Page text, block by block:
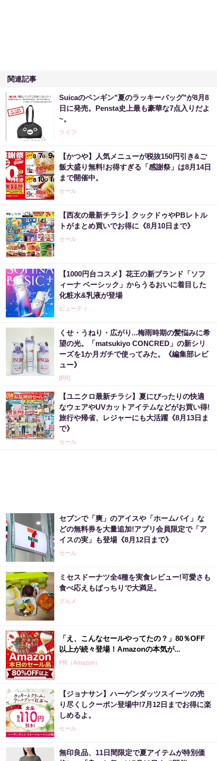
関連記事
Suicaのペンギン"夏のラッキーバッグ"が8月8
日に発売。Pensta史上最も豪華な7点入りだよ
~。
ライフ
【かつや】人気メニューが税抜150円引き&ご
飯大盛り無料!お得すぎる「感謝祭」は8月14日
まで開催中。
セール
【西友の最新チラシ】クックドゥやPBレトル
トがまとめ買いでお得に《8月10日まで》
セール
【1000円台コスメ】花王の新ブランド「ソフ
ィーナ ベーシック」からうるおいに着目した
化粧水&乳液が登場
ビューティ
くせ・うねり・広がり...梅雨時期の髪悩みに希
望の光。「matsukiyo CONCRED」の新シリ
ーズを1か月ガチで使ってみた。《編集部レビ
ュー》
[PR]
【ユニクロ最新チラシ】夏にぴったりの快適
なウェアやUVカットアイテムなどがお買い得!
旅行や帰省、レジャーにも大活躍《8月13日ま
で》
セール
セブンで「爽」のアイスや「ホームパイ」な
どの無料券を大量追加!アプリ会員限定で「ア
イスの実」も登場《8月12日まで》
セール
ミセスドーナツ全4種を実食レビュー!可愛さも
食べ応えもばっちりで大満足。
グルメ
「え、こんなセールやってたの？」80％OFF
以上が続々登場！Amazonの本気が...
PR（Amazon）
【ジョナサン】ハーゲンダッツスイーツの売
り尽くしクーポン登場中!7月12日までお得に楽
しめるよ。
セール
無印良品、11日間限定で夏アイテムが特別価